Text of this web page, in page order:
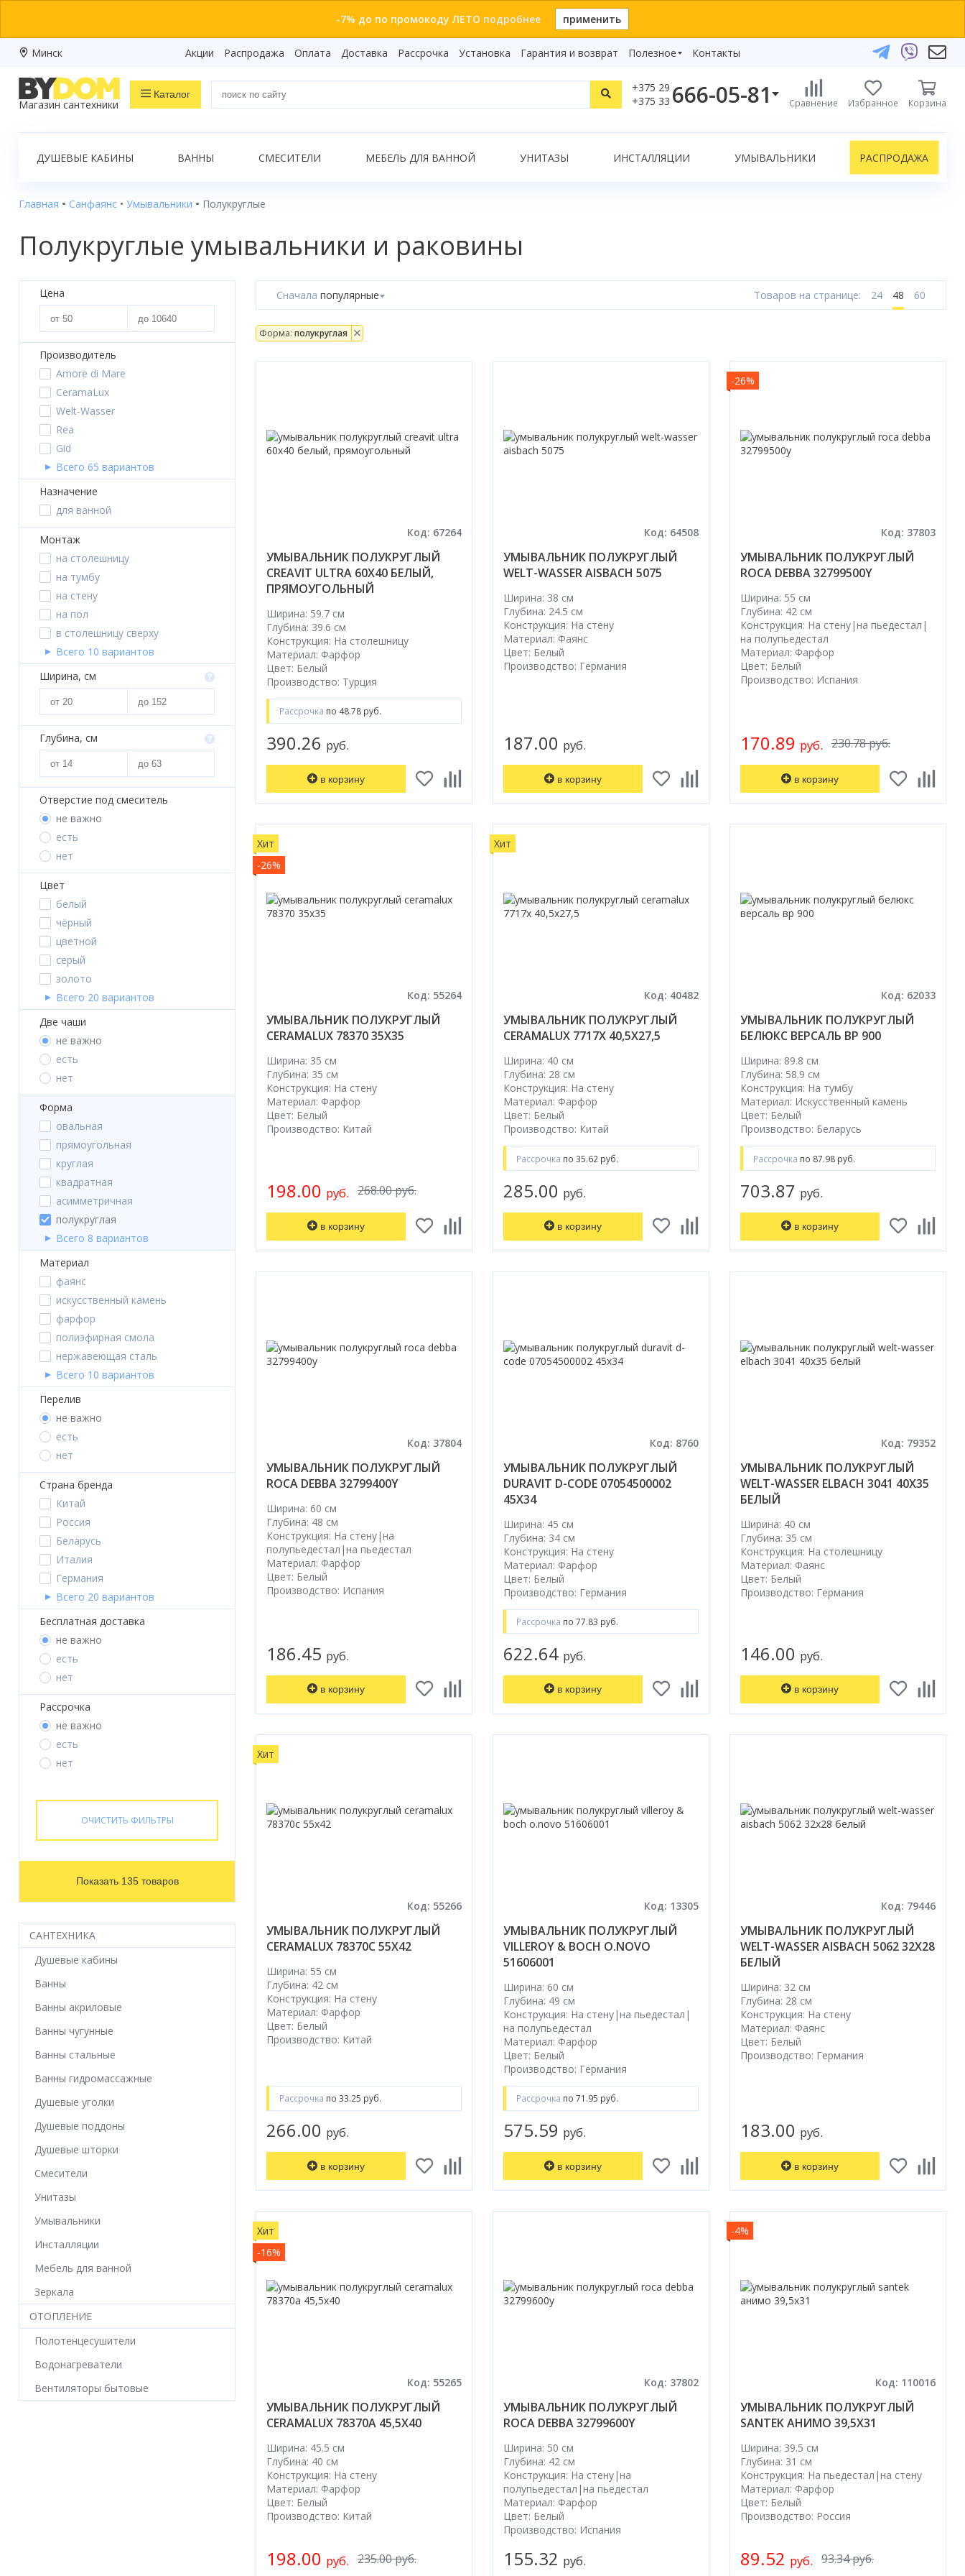
-7% до по промокоду ЛЕТО подробнее применить
Минск Акции Распродажа Оплата Доставка Рассрочка Установка Гарантия и возврат
Полезное
Видеообзоры
Бренды
Контакты
Магазин сантехники
Каталог
+375 29
+375 33 666-05-81
+375 29 666-05-81
+375 17 243-24-29
Сравнение Избранное Корзина
Показать все результаты
Распродажа
Ванны
Душевые уголки
Душевые поддоны
Душевые шторки
Мебель для ванной
Душевые стойки, лейки,
комплектующие
Унитазы
Инсталляции
Биде
Писсуары
Вентиляция
Бойлеры
Полотенцесушители
Кухонные мойки
Трапы
Радиаторы отопления
Котлы отопления
Сифоны и донные клапаны
Дом и сад
Акции
ДУШЕВЫЕ КАБИНЫ ВАННЫ СМЕСИТЕЛИ МЕБЕЛЬ ДЛЯ ВАННОЙ УНИТАЗЫ ИНСТАЛЛЯЦИИ УМЫВАЛЬНИКИ РАСПРОДАЖА
Главная Санфаянс Умывальники Полукруглые
Полукруглые умывальники и раковины
Цена
Производитель
Amore di Mare
CeramaLux
Welt-Wasser
Rea
Gid
Всего 65 вариантов
Назначение
для ванной
Монтаж
на столешницу
на тумбу
на стену
на пол
в столешницу сверху
Всего 10 вариантов
Ширина, см
Глубина, см
Отверстие под смеситель
не важно
есть
нет
Цвет
белый
чёрный
цветной
серый
золото
Всего 20 вариантов
Две чаши
не важно
есть
нет
Форма
овальная
прямоугольная
круглая
квадратная
асимметричная
полукруглая
Всего 8 вариантов
Материал
фаянс
искусственный камень
фарфор
полиэфирная смола
нержавеющая сталь
Всего 10 вариантов
Перелив
не важно
есть
нет
Страна бренда
Китай
Россия
Беларусь
Италия
Германия
Всего 20 вариантов
Бесплатная доставка
не важно
есть
нет
Рассрочка
не важно
есть
нет
ОЧИСТИТЬ ФИЛЬТРЫ
Показать 135 товаров
САНТЕХНИКА
Душевые кабины
Ванны
Ванны акриловые
Ванны чугунные
Ванны стальные
Ванны гидромассажные
Душевые уголки
Душевые поддоны
Душевые шторки
Смесители
Унитазы
Умывальники
Инсталляции
Мебель для ванной
Зеркала
ОТОПЛЕНИЕ
Полотенцесушители
Водонагреватели
Вентиляторы бытовые
Сначала популярные Товаров на странице: 24 48 60
Форма: полукруглая
Код: 67264
УМЫВАЛЬНИК ПОЛУКРУГЛЫЙ
CREAVIT ULTRA 60X40 БЕЛЫЙ,
ПРЯМОУГОЛЬНЫЙ
Ширина: 59.7 см
Глубина: 39.6 см
Конструкция: На столешницу
Материал: Фарфор
Цвет: Белый
Производство: Турция
Рассрочка по 48.78 руб.
390.26 руб.
в корзину
Код: 64508
УМЫВАЛЬНИК ПОЛУКРУГЛЫЙ
WELT-WASSER AISBACH 5075
Ширина: 38 см
Глубина: 24.5 см
Конструкция: На стену
Материал: Фаянс
Цвет: Белый
Производство: Германия
187.00 руб.
в корзину
-26%
Код: 37803
УМЫВАЛЬНИК ПОЛУКРУГЛЫЙ
ROCA DEBBA 32799500Y
Ширина: 55 см
Глубина: 42 см
Конструкция: На стену|на пьедестал|
на полупьедестал
Материал: Фарфор
Цвет: Белый
Производство: Испания
230.78 руб.
170.89 руб.
в корзину
Хит
-26%
Код: 55264
УМЫВАЛЬНИК ПОЛУКРУГЛЫЙ
CERAMALUX 78370 35X35
Ширина: 35 см
Глубина: 35 см
Конструкция: На стену
Материал: Фарфор
Цвет: Белый
Производство: Китай
268.00 руб.
198.00 руб.
в корзину
Хит
Код: 40482
УМЫВАЛЬНИК ПОЛУКРУГЛЫЙ
CERAMALUX 7717Х 40,5X27,5
Ширина: 40 см
Глубина: 28 см
Конструкция: На стену
Материал: Фарфор
Цвет: Белый
Производство: Китай
Рассрочка по 35.62 руб.
285.00 руб.
в корзину
Код: 62033
УМЫВАЛЬНИК ПОЛУКРУГЛЫЙ
БЕЛЮКС ВЕРСАЛЬ ВР 900
Ширина: 89.8 см
Глубина: 58.9 см
Конструкция: На тумбу
Материал: Искусственный камень
Цвет: Белый
Производство: Беларусь
Рассрочка по 87.98 руб.
703.87 руб.
в корзину
Код: 37804
УМЫВАЛЬНИК ПОЛУКРУГЛЫЙ
ROCA DEBBA 32799400Y
Ширина: 60 см
Глубина: 48 см
Конструкция: На стену|на
полупьедестал|на пьедестал
Материал: Фарфор
Цвет: Белый
Производство: Испания
186.45 руб.
в корзину
Код: 8760
УМЫВАЛЬНИК ПОЛУКРУГЛЫЙ
DURAVIT D-CODE 07054500002
45X34
Ширина: 45 см
Глубина: 34 см
Конструкция: На стену
Материал: Фарфор
Цвет: Белый
Производство: Германия
Рассрочка по 77.83 руб.
622.64 руб.
в корзину
Код: 79352
УМЫВАЛЬНИК ПОЛУКРУГЛЫЙ
WELT-WASSER ELBACH 3041 40X35
БЕЛЫЙ
Ширина: 40 см
Глубина: 35 см
Конструкция: На столешницу
Материал: Фаянс
Цвет: Белый
Производство: Германия
146.00 руб.
в корзину
Хит
Код: 55266
УМЫВАЛЬНИК ПОЛУКРУГЛЫЙ
CERAMALUX 78370C 55X42
Ширина: 55 см
Глубина: 42 см
Конструкция: На стену
Материал: Фарфор
Цвет: Белый
Производство: Китай
Рассрочка по 33.25 руб.
266.00 руб.
в корзину
Код: 13305
УМЫВАЛЬНИК ПОЛУКРУГЛЫЙ
VILLEROY & BOCH O.NOVO
51606001
Ширина: 60 см
Глубина: 49 см
Конструкция: На стену|на пьедестал|
на полупьедестал
Материал: Фарфор
Цвет: Белый
Производство: Германия
Рассрочка по 71.95 руб.
575.59 руб.
в корзину
Код: 79446
УМЫВАЛЬНИК ПОЛУКРУГЛЫЙ
WELT-WASSER AISBACH 5062 32X28
БЕЛЫЙ
Ширина: 32 см
Глубина: 28 см
Конструкция: На стену
Материал: Фаянс
Цвет: Белый
Производство: Германия
183.00 руб.
в корзину
Хит
-16%
Код: 55265
УМЫВАЛЬНИК ПОЛУКРУГЛЫЙ
CERAMALUX 78370А 45,5X40
Ширина: 45.5 см
Глубина: 40 см
Конструкция: На стену
Материал: Фарфор
Цвет: Белый
Производство: Китай
235.00 руб.
198.00 руб.
Код: 37802
УМЫВАЛЬНИК ПОЛУКРУГЛЫЙ
ROCA DEBBA 32799600Y
Ширина: 50 см
Глубина: 42 см
Конструкция: На стену|на
полупьедестал|на пьедестал
Материал: Фарфор
Цвет: Белый
Производство: Испания
155.32 руб.
-4%
Код: 110016
УМЫВАЛЬНИК ПОЛУКРУГЛЫЙ
SANTEK АНИМО 39,5X31
Ширина: 39.5 см
Глубина: 31 см
Конструкция: На пьедестал|на стену
Материал: Фарфор
Цвет: Белый
Производство: Россия
93.34 руб.
89.52 руб.